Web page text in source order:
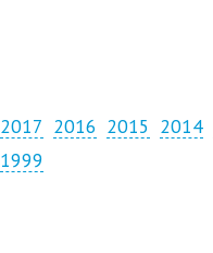
2017 2016 2015 2014
1999